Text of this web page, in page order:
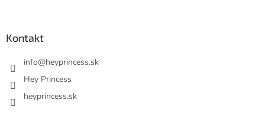
Kontakt
info@heyprincess.sk
Hey Princess
heyprincess.sk